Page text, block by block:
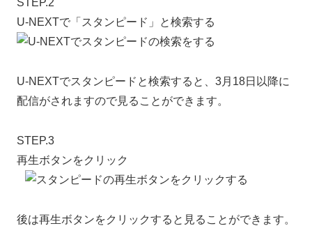
STEP.2
U-NEXTで「スタンピード」と検索する
U-NEXTでスタンピードと検索すると、3月18日以降に
配信がされますので見ることができます。
STEP.3
再生ボタンをクリック
後は再生ボタンをクリックすると見ることができます。